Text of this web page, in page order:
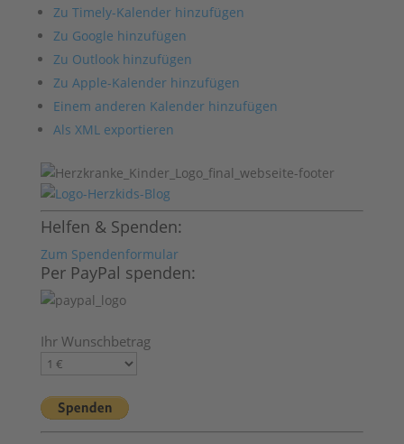
Zu Timely-Kalender hinzufügen
Zu Google hinzufügen
Zu Outlook hinzufügen
Zu Apple-Kalender hinzufügen
Einem anderen Kalender hinzufügen
Als XML exportieren
Helfen & Spenden:
Zum Spendenformular
Per PayPal spenden:
Ihr Wunschbetrag